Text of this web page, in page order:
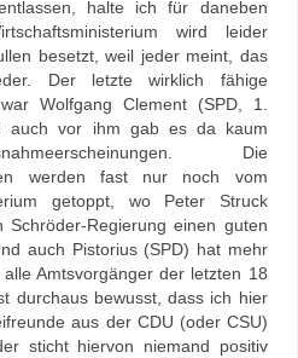
halte ich für daneben
wird leider
besetzt, weil jeder meint, das
Der letzte wirklich fähige
Wolfgang Clement (SPD, 1.
auch vor ihm gab es da kaum
Die
werden fast nur noch vom
getoppt, wo Peter Struck
Schröder-Regierung einen guten
auch Pistorius (SPD) hat mehr
Amtsvorgänger der letzten 18
durchaus bewusst, dass ich hier
aus der CDU (oder CSU)
sticht hiervon niemand positiv